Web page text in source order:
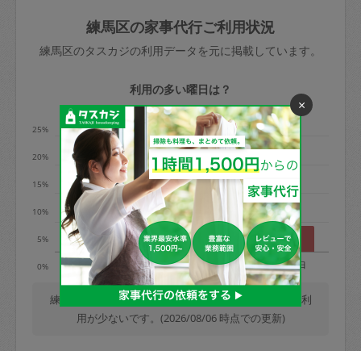
依頼者不在による当日キャンセル＝依頼
金額の100%＋交通費全額
※例：依頼日時／土曜日午前9時開始の場
合、水曜日午前9時以降はキャンセル料が
発生
水曜日9時〜金曜日9時まで＝依頼料金の
50%
金曜日9時～土曜日8時まで＝依頼金額の
100%
土曜日8時〜実施時間＝依頼金額の100%
＋交通費全額
依頼者不在による当日キャンセル＝依頼
金額の100%＋交通費全額
きた場合は損害保険の対象外となるので
ご注意ください。
玉、など
あわせてこちらも参照ください：初めて
はありますか？
練馬区の家事代行ご利用状況
練馬区のタスカジの利用データを元に掲載しています。
利用の多い曜日は？
0%
5%
10%
15%
20%
25%
月 水 木 金 土 日
練馬区では、毎週火曜日の利用が最も多く、土曜日の利
用が少ないです。(2026/08/06 時点での更新)
×